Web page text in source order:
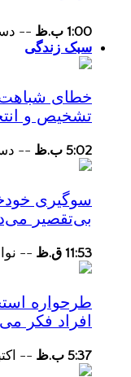
1:00 ب.ظ --
سبک زندگی
خطای شباهت
تشخیص و
5:02 ب.ظ --
سوگیری
بی‌تقصیر
11:53 ق.ظ -- نوامبر
طرحواره
افراد فکر
5:37 ب.ظ -- اکتبر